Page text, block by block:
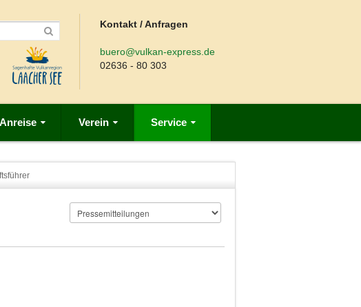
Kontakt / Anfragen
buero@vulkan-express.de
02636 - 80 303
Anreise Verein Service